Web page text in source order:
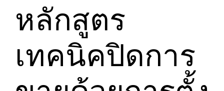
หลักสูตร
เทคนิคปิดการ